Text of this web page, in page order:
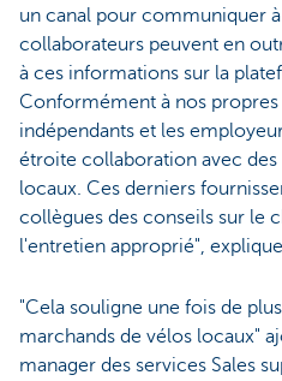
un canal pour communiquer
collaborateurs peuvent en
à ces informations sur la
Conformément à nos
indépendants et les
étroite collaboration avec des
locaux. Ces derniers
collègues des conseils sur le
l'entretien approprié",
"Cela souligne une fois de
marchands de vélos locaux"
manager des services Sales